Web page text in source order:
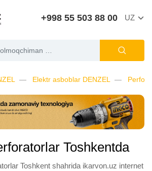
+998 55 503 88 00 UZ
Elektr asboblar DENZEL
Toshkentda
Toshkent shahrida ikarvon.uz internet